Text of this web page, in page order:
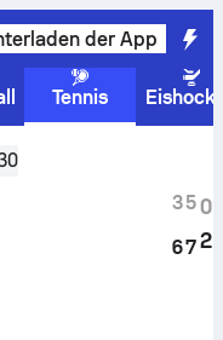
der App
Tennis
3
6
5
7
0
2